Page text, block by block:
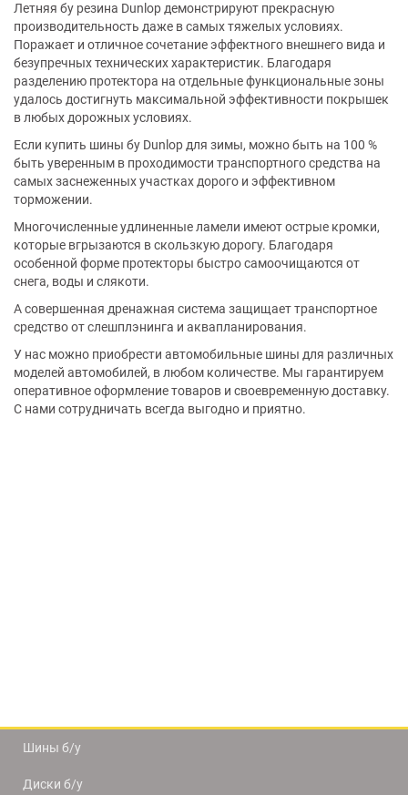
Летняя бу резина Dunlop демонстрируют прекрасную
производительность даже в самых тяжелых условиях.
Поражает и отличное сочетание эффектного внешнего вида и
безупречных технических характеристик. Благодаря
разделению протектора на отдельные функциональные зоны
удалось достигнуть максимальной эффективности покрышек
в любых дорожных условиях.
Если купить шины бу Dunlop для зимы, можно быть на 100 %
быть уверенным в проходимости транспортного средства на
самых заснеженных участках дорого и эффективном
торможении.
Многочисленные удлиненные ламели имеют острые кромки,
которые вгрызаются в скользкую дорогу. Благодаря
особенной форме протекторы быстро самоочищаются от
снега, воды и слякоти.
А совершенная дренажная система защищает транспортное
средство от слешплэнинга и аквапланирования.
У нас можно приобрести автомобильные шины для различных
моделей автомобилей, в любом количестве. Мы гарантируем
оперативное оформление товаров и своевременную доставку.
С нами сотрудничать всегда выгодно и приятно.
Шины б/у
Диски б/у